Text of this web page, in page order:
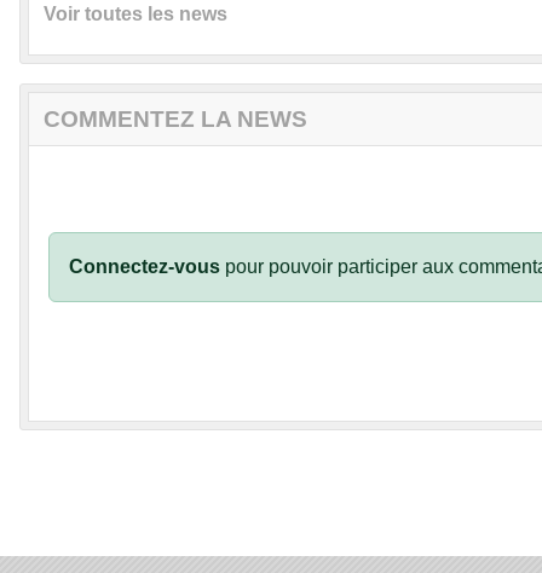
Voir toutes les news
COMMENTEZ LA NEWS
Connectez-vous pour pouvoir participer aux